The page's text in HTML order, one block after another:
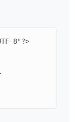
8"?>